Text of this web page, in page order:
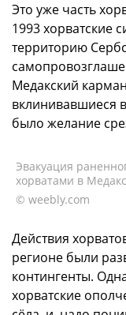
Это уже часть
1993 хорватские
территорию
Медакский
вклинивавшиеся
было желание
Эвакуация
хорватами в
© weebly.com
Действия
регионе были
контингенты.
хорватские